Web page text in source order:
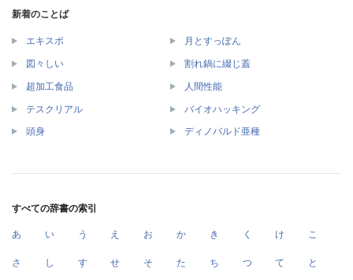
新着のことば
エキスポ 月とすっぽん
図々しい 割れ鍋に綴じ蓋
超加工食品 人間性能
テスクリアル バイオハッキング
頭身 ディノバルド亜種
すべての辞書の索引
あ い う え お か き く け こ
さ し す せ そ た ち つ て と